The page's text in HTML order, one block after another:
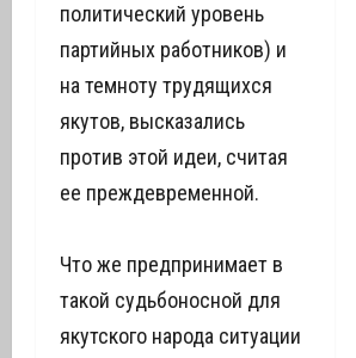
политический уровень
партийных работников) и
на темноту трудящихся
якутов, высказались
против этой идеи, считая
ее преждевременной.
Что же предпринимает в
такой судьбоносной для
якутского народа ситуации